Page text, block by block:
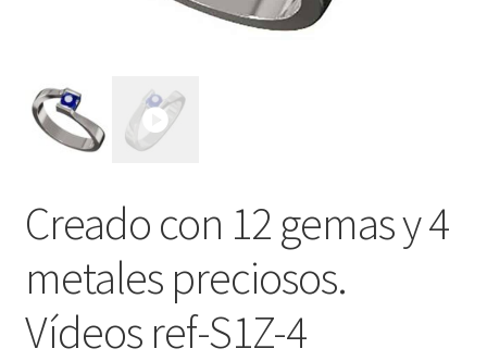
Creado con 12 gemas y 4
metales preciosos.
Vídeos ref-S1Z-4